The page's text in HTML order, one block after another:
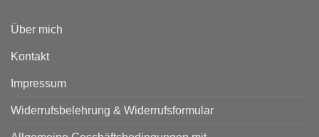
Über mich
Kontakt
Impressum
Widerrufsbelehrung & Widerrufsformular